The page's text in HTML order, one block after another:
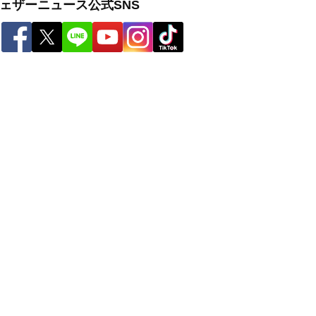
ザーニュース公式SNS